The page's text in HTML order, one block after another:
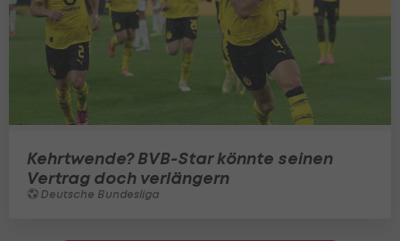
Kehrtwende? BVB-Star könnte seinen
Vertrag doch verlängern
Deutsche Bundesliga